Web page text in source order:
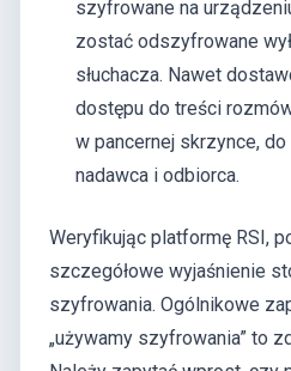
szyfrowane na
zostać odszyfrowane
słuchacza. Nawet
dostępu do treści
w pancernej skrzynce,
nadawca i odbiorca.
Weryfikując platformę RSI,
szczegółowe wyjaśnienie
szyfrowania. Ogólnikowe
„używamy szyfrowania” to